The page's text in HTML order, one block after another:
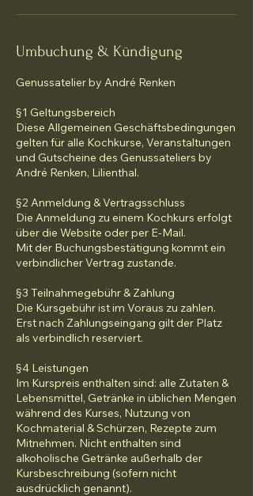
Umbuchung & Kündigung
Genussatelier by André Renken
§1 Geltungsbereich
Diese Allgemeinen Geschäftsbedingungen
gelten für alle Kochkurse, Veranstaltungen
und Gutscheine des Genussateliers by
André Renken, Lilienthal.
§2 Anmeldung & Vertragsschluss
Die Anmeldung zu einem Kochkurs erfolgt
über die Website oder per E-Mail.
Mit der Buchungsbestätigung kommt ein
verbindlicher Vertrag zustande.
§3 Teilnahmegebühr & Zahlung
Die Kursgebühr ist im Voraus zu zahlen.
Erst nach Zahlungseingang gilt der Platz
als verbindlich reserviert.
§4 Leistungen
Im Kurspreis enthalten sind: alle Zutaten &
Lebensmittel, Getränke in üblichen Mengen
während des Kurses, Nutzung von
Kochmaterial & Schürzen, Rezepte zum
Mitnehmen. Nicht enthalten sind
alkoholische Getränke außerhalb der
Kursbeschreibung (sofern nicht
ausdrücklich genannt).